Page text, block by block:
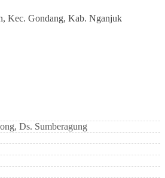
Kec. Gondang, Kab. Nganjuk
Ds. Sumberagung